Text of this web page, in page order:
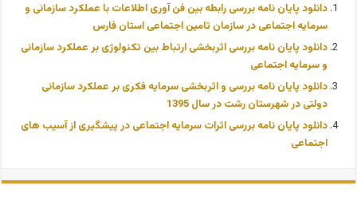
دانلود پایان نامه بررسی رابطه بین فن آوری اطلاعات با عملکرد سازمانی و
سرمایه اجتماعی در سازمان تامین اجتماعی استان فارس
دانلود پایان نامه بررسی اثربخشی ارتباط بین تکنولوژی بر عملکرد سازمانی
و سرمایه اجتماعی
دانلود پایان نامه بررسی و اثربخشی سرمایه فکری بر عملکرد سازمانی
دولتی در شهرستان رشت در سال 1395
دانلود پایان نامه بررسی اثرات سرمایه اجتماعی در پیشگیری از آسیب های
اجتماعی